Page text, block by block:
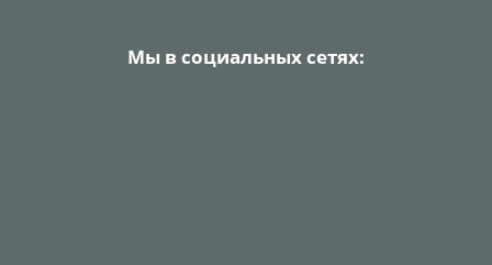
Мы в социальных сетях: